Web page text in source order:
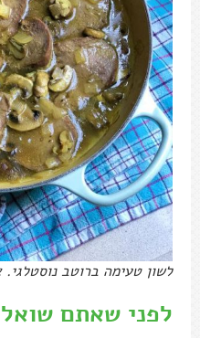
לשון טעימה ברוטב
לפני שאתם